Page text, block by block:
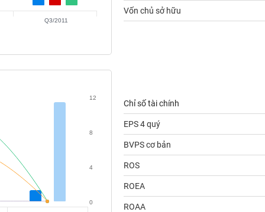
Q3/2011
Vốn chủ sở hữu
0
4
8
12
Chỉ số tài chính
EPS 4 quý
BVPS cơ bản
ROS
ROEA
ROAA